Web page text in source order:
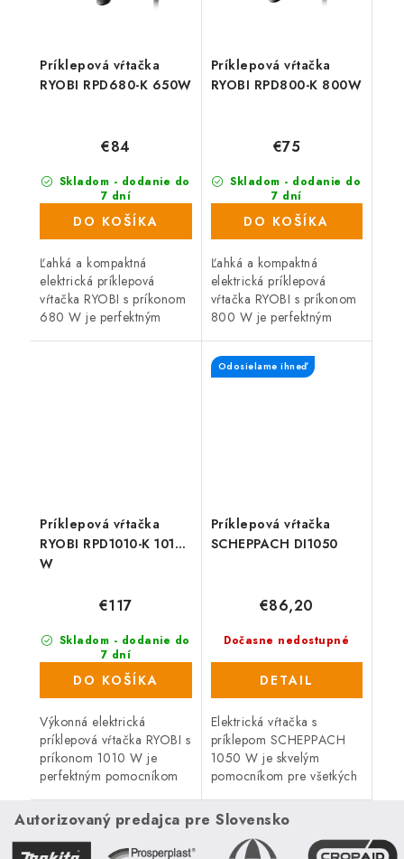
Príklepová vŕtačka
RYOBI RPD680-K 650W
Skladom - dodanie do
7 dní
(157 ks)
€84
DO KOŠÍKA
Ľahká a kompaktná
elektrická príklepová
vŕtačka RYOBI s príkonom
680 W je perfektným
Príklepová vŕtačka
RYOBI RPD800-K 800W
Skladom - dodanie do
7 dní
(448 ks)
€75
DO KOŠÍKA
Ľahká a kompaktná
elektrická príklepová
vŕtačka RYOBI s príkonom
800 W je perfektným
domácich majstrov a
remeselníkov. Dodávaná v
Príklepová vŕtačka
RYOBI RPD1010-K 1010
W
Skladom - dodanie do
7 dní
(78 ks)
€117
DO KOŠÍKA
Výkonná elektrická
príklepová vŕtačka RYOBI s
príkonom 1010 W je
perfektným pomocníkom
kutilov a remeselníkov.
Dodávaná v plastovom
kufri.
Príklepová vŕtačka
SCHEPPACH DI1050
Odosielame ihneď
Dočasne nedostupné
€86,20
DETAIL
Elektrická vŕtačka s
príklepom SCHEPPACH
1050 W je skvelým
pomocníkom pre všetkých
remeselníkov. Tento model
je dodávaný v praktickom
kufri. Sada...
Autorizovaný predajca pre Slovensko